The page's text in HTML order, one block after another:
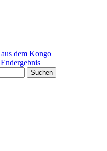
aus dem Kongo
Suchen